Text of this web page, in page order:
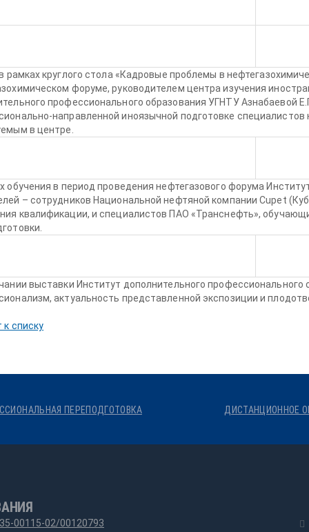
рамках круглого стола «Кадровые проблемы в
форуме, руководителем центра изучения
профессионального образования УГНТУ Азнабаевой
направленной иноязычной подготовке
в центре.
обучения в период проведения нефтегазового форума
– сотрудников Национальной нефтяной компании Cupet
квалификации, и специалистов ПАО «Транснефть»,
выставки Институт дополнительного
актуальность представленной экспозиции и
к списку
ПЕРЕПОДГОТОВКА ДИСТАНЦИОННОЕ
00115-02/00120793